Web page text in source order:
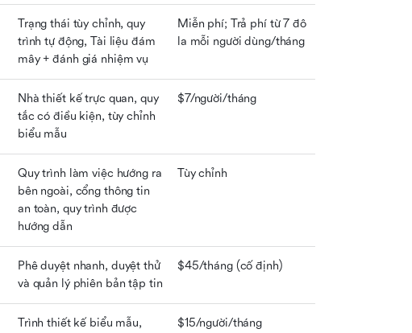
Trạng thái tùy chỉnh, quy
trình tự động, Tài liệu đám
mây + đánh giá nhiệm vụ
Miễn phí; Trả phí từ 7 đô
la mỗi người dùng/tháng
Nhà thiết kế trực quan, quy
tắc có điều kiện, tùy chỉnh
biểu mẫu
$7/người/tháng
Quy trình làm việc hướng ra
bên ngoài, cổng thông tin
an toàn, quy trình được
hướng dẫn
Tùy chỉnh
Phê duyệt nhanh, duyệt thử
và quản lý phiên bản tập tin
$45/tháng (cố định)
Trình thiết kế biểu mẫu,
$15/người/tháng